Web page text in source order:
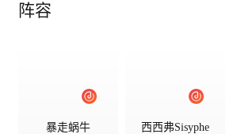
阵容
暴走蜗牛
西西弗Sisyphe